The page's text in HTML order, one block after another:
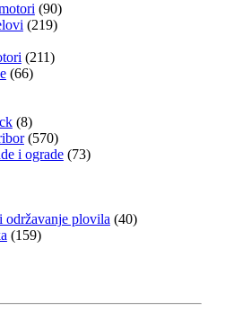
(90)
(219)
(211)
(66)
(8)
(570)
i ograde (73)
održavanje plovila (40)
(159)